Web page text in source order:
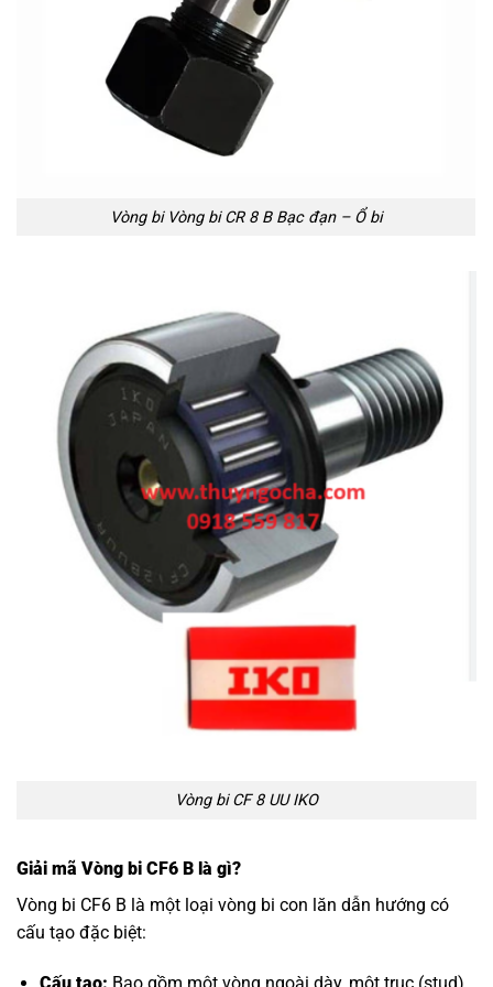
Vòng bi Vòng bi CR 8 B Bạc đạn – Ổ bi
Vòng bi CF 8 UU IKO
Giải mã Vòng bi CF6 B là gì?
Vòng bi CF6 B là một loại vòng bi con lăn dẫn hướng có
cấu tạo đặc biệt:
Cấu tạo: Bao gồm một vòng ngoài dày, một trục (stud)